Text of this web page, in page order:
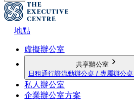
地點
虛擬辦公室
共享辦公室
日租通行證流動辦公桌 / 專屬辦公桌
私人辦公室
企業辦公室方案